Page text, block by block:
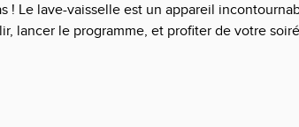
! Le lave-vaisselle est un appareil
lancer le programme, et profiter de votre